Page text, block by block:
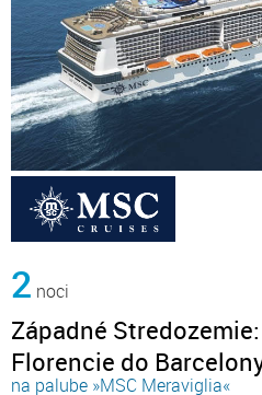
2 noci
Západné
Florencie do
na palube »MSC Meraviglia«